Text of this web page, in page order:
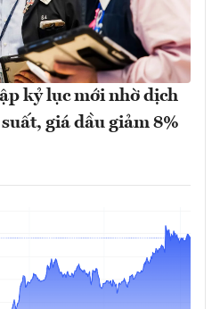
kỷ lục mới nhờ dịch
giá dầu giảm 8%